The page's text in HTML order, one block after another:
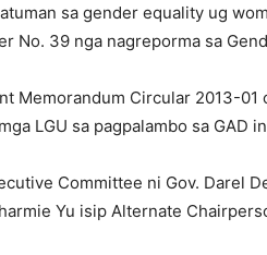
sa gender equality ug
No. 39 nga nagreporma sa
Memorandum Circular 2013-01
LGU sa pagpalambo sa
Committee ni Gov. Darel
Yu isip Alternate